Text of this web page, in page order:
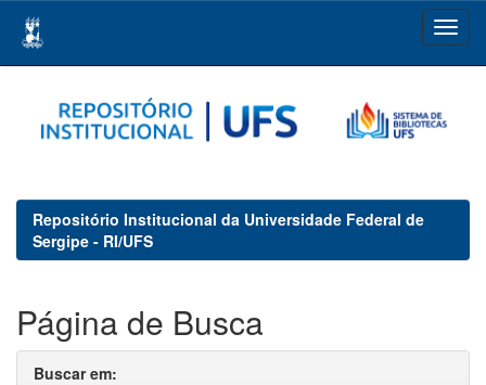
navigation
Repositório Institucional da Universidade Federal de
Sergipe - RI/UFS
Página de Busca
Buscar em: